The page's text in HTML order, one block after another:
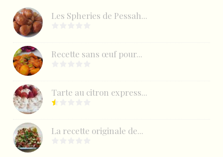
Les Spheries de Pessah...
Recette sans œuf pour...
Tarte au citron express...
La recette originale de...